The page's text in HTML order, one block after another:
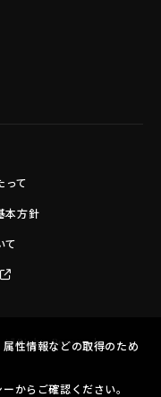
って
本方針
て
All Rights Reserved.
性情報などの取得のため
からご確認ください。